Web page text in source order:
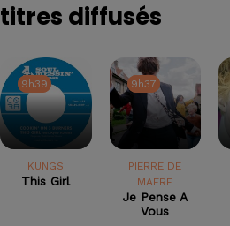
titres diffusés
9h39
9h39
KUNGS
This Girl
9h37
9h37
PIERRE DE
MAERE
Je Pense A
Vous